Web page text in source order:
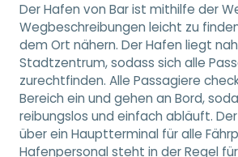
Der Hafen von Bar ist mithilfe der
Wegbeschreibungen leicht zu
dem Ort nähern. Der Hafen liegt
Stadtzentrum, sodass sich alle
zurechtfinden. Alle Passagiere
Bereich ein und gehen an Bord,
reibungslos und einfach abläuft.
über ein Hauptterminal für alle
Hafenpersonal steht in der Regel